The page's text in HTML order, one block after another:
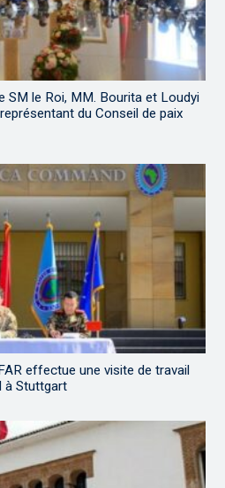
SM le Roi, MM. Bourita et Loudyi
du Conseil de paix
effectue une visite de travail
à Stuttgart